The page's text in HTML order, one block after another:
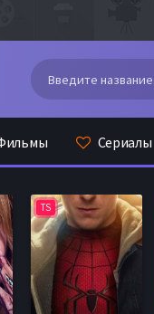
Сериалы
TS